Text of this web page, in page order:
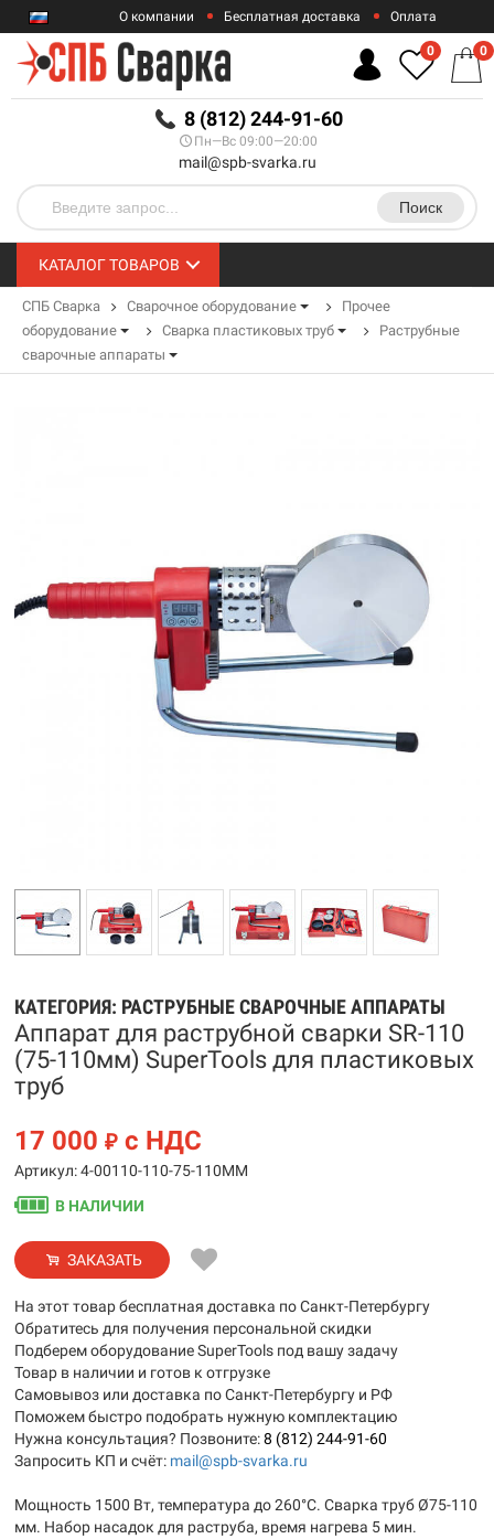
RUB
О компании Бесплатная доставка Оплата
Гарантии
8 (812) 244-91-60
Пн—Вс 09:00—20:00
mail@spb-svarka.ru
Поиск
0 0
КАТАЛОГ ТОВАРОВ
СПБ Сварка Сварочное оборудование
Прочее
оборудование
Сварка пластиковых труб
Раструбные
сварочные аппараты
КАТЕГОРИЯ: РАСТРУБНЫЕ СВАРОЧНЫЕ АППАРАТЫ
Аппарат для раструбной сварки SR-110
(75-110мм) SuperTools для пластиковых
труб
17 000 ₽ с НДС
Артикул: 4-00110-110-75-110MM
В НАЛИЧИИ
ЗАКАЗАТЬ
На этот товар бесплатная доставка по Санкт-Петербургу
Обратитесь для получения персональной скидки
Подберем оборудование SuperTools под вашу задачу
Товар в наличии и готов к отгрузке
Самовывоз или доставка по Санкт-Петербургу и РФ
Поможем быстро подобрать нужную комплектацию
Нужна консультация? Позвоните:8 (812) 244-91-60
Запросить КП и счёт: mail@spb-svarka.ru
Мощность 1500 Вт, температура до 260°C. Сварка труб Ø75-110
мм. Набор насадок для раструба, время нагрева 5 мин.